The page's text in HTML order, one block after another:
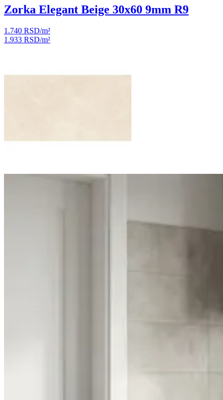
Zorka Elegant Beige 30x60 9mm R9
1.740 RSD/m²
1.933 RSD/m²